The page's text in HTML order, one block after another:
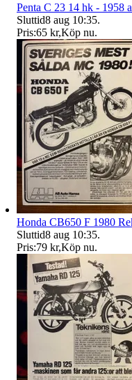
Penta C 23 14 hk - 1958
Sluttid8 aug 10:35.
Pris:65 kr,Köp nu.
Honda CB650 F 1980
Sluttid8 aug 10:35.
Pris:79 kr,Köp nu.